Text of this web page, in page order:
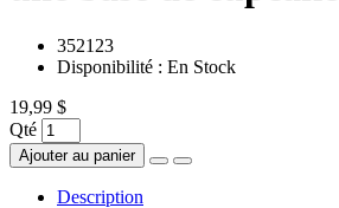
352123
Disponibilité : En Stock
19,99 $
Qté
Ajouter au panier
Description